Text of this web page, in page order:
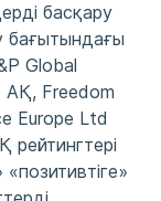
басқару
бағытындағы
Global
АҚ, Freedom
Europe Ltd